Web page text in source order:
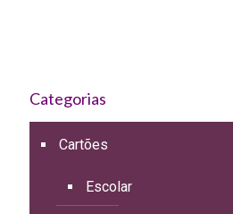
Categorias
Cartões
Escolar